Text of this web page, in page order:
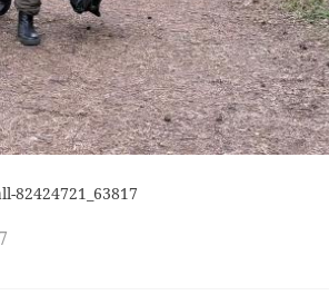
82424721_63817